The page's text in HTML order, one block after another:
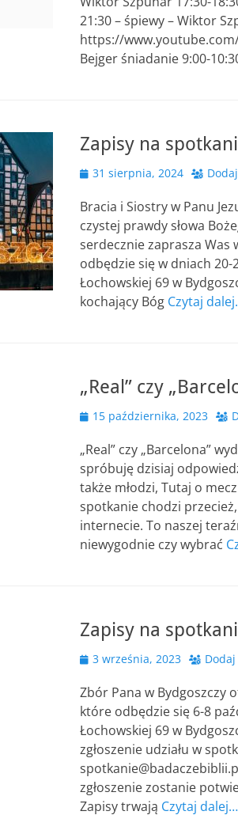
21:30 – śpiewy – Wiktor
https://
Bejger śniadanie 9:00-
Zapisy na
Opublikowano
31 sierpnia, 2024
Bracia i Siostry w Panu
czystej prawdy słowa
serdecznie zaprasza
odbędzie się w dniach
Łochowskiej 69 w
kochający Bóg Czytaj
„Real” czy
Opublikowano
15 października, 2023
„Real” czy „Barcelona”
spróbuję dzisiaj
także młodzi, Tutaj o
spotkanie chodzi
internecie. To naszej
niewygodnie czy wybrać
Zapisy na
Opublikowano
3 września, 2023
Zbór Pana w Bydgoszczy
które odbędzie się 6-8
Łochowskiej 69 w
zgłoszenie udziału w
zgłoszenie zostanie
Zapisy trwają Czytaj dalej…